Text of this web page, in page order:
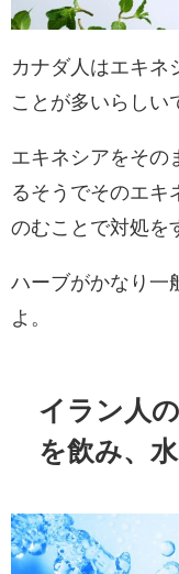
カナダ人はエキネ
ことが多いらしい
エキネシアをその
るそうでそのエキ
のむことで対処を
ハーブがかなり一
よ。
イラン人
を飲み、